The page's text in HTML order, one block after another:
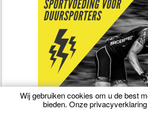
Wij gebruiken cookies om u de best
bieden. Onze